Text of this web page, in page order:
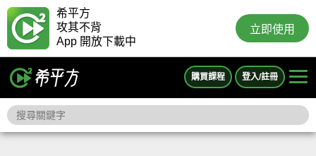
希平方
攻其不背
App 開放下載中
立即使用
購買課程 登入/註冊